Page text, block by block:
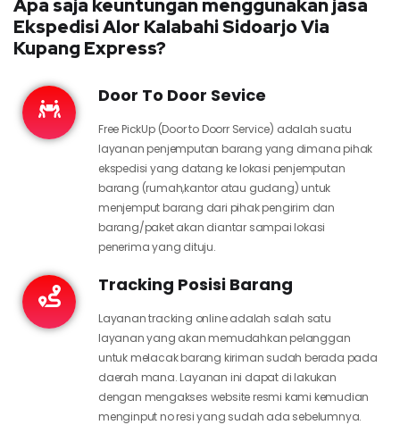
Apa saja keuntungan menggunakan jasa
Ekspedisi Alor Kalabahi Sidoarjo Via
Kupang Express?
Door To Door Sevice
Free PickUp (Door to Doorr Service) adalah suatu
layanan penjemputan barang yang dimana pihak
ekspedisi yang datang ke lokasi penjemputan
barang (rumah,kantor atau gudang) untuk
menjemput barang dari pihak pengirim dan
barang/paket akan diantar sampai lokasi
penerima yang dituju.
Tracking Posisi Barang
Layanan tracking online adalah salah satu
layanan yang akan memudahkan pelanggan
untuk melacak barang kiriman sudah berada pada
daerah mana. Layanan ini dapat di lakukan
dengan mengakses website resmi kami kemudian
menginput no resi yang sudah ada sebelumnya.